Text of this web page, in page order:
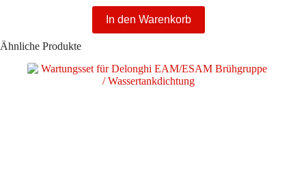
In den Warenkorb
Ähnliche Produkte